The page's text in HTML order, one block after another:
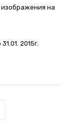
изображения на
2015г.